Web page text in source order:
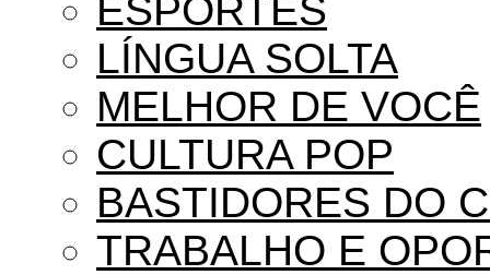
ESPORTES
LÍNGUA SOLTA
MELHOR DE VOCÊ
CULTURA POP
BASTIDORES DO
TRABALHO E